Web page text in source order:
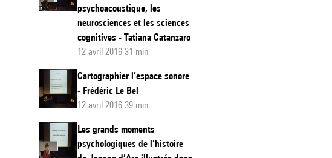
psychoacoustique, les
neurosciences et les sciences
cognitives - Tatiana Catanzaro
12 avril 2016 31 min
Cartographier l’espace sonore
- Frédéric Le Bel
12 avril 2016 39 min
Les grands moments
psychologiques de l’histoire